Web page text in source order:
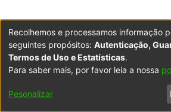
Powered by DSpace Copyright ©
Configurações
Política
Recolhemos e processamos informação
seguintes propósitos: Autenticação,
Termos de Uso e Estatísticas.
Para saber mais, por favor leia a nossa
Pesonalizar